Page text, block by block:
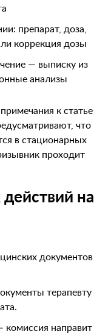
препарат, доза,
коррекция дозы
— выписку из
анализы
к статье
что
в стационарных
проходит
на
документов
терапевту
направит